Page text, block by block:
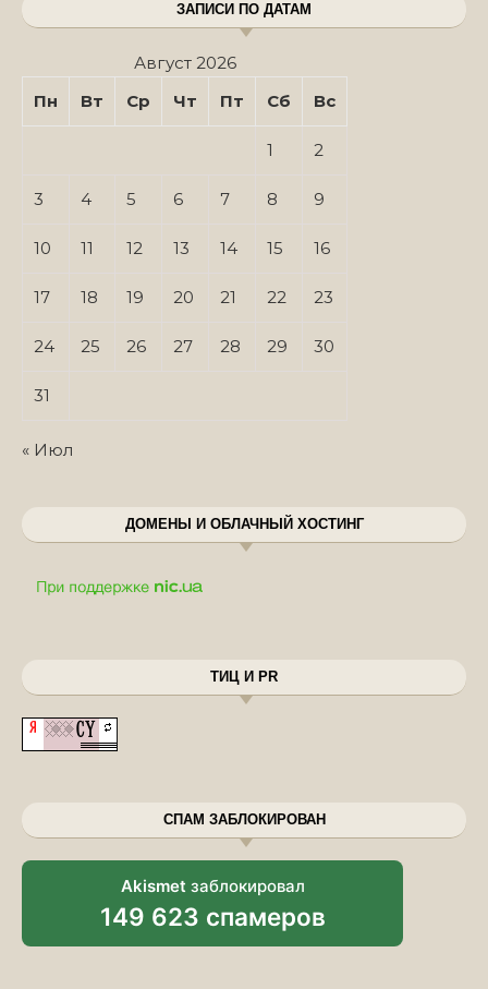
ЗАПИСИ ПО ДАТАМ
Август 2026
Пн
Вт Ср Чт Пт Сб Вс
1 2
3 4 5 6 7 8 9
10 11 12 13 14 15 16
17 18 19 20 21 22 23
24 25 26 27 28 29 30
31
« Июл
ДОМЕНЫ И ОБЛАЧНЫЙ ХОСТИНГ
ТИЦ И PR
СПАМ ЗАБЛОКИРОВАН
Akismet заблокировал
149 623 спамеров